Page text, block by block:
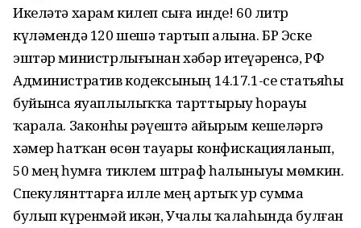
Икеләтә харам килеп сыға инде! 60 литр
күләмендә 120 шешә тартып алына. БР Эске
эштәр министрлығынан хәбәр итеүҙәренсә, РФ
Административ кодексының 14.17.1-се статьяһы
буйынса яуаплылыҡҡа тарттырыу һорауы
ҡарала. Законһыҙ рәүештә айырым кешеләргә
хәмер һатҡан өсөн тауары конфискацияланып,
50 мең һумға тиклем штраф һалыныуы мөмкин.
Спекулянттарға илле мең артыҡ ҙур сумма
булып күренмәй икән, Учалы ҡалаһында булған